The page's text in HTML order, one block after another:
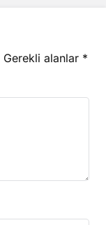
Gerekli alanlar *